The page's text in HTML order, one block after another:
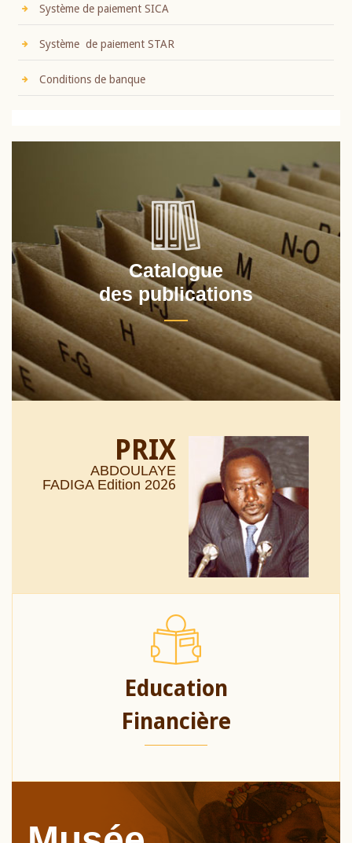
Système de paiement SICA
Système de paiement STAR
Conditions de banque
Catalogue
des publications
PRIX
ABDOULAYE
FADIGA Edition 2026
Education
Financière